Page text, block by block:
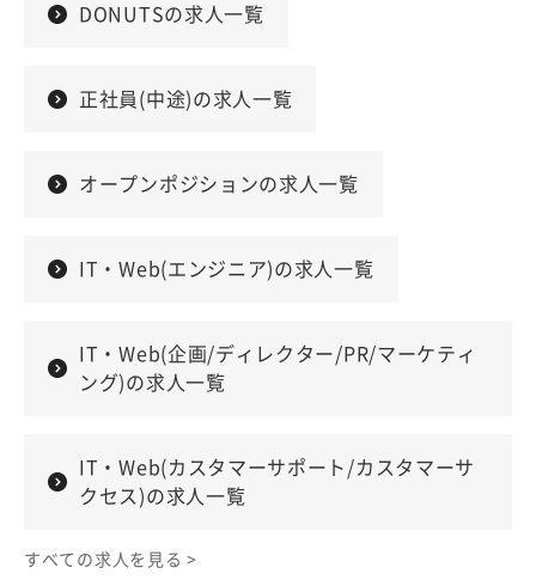
DONUTSの求人一覧
正社員(中途)の求人一覧
オープンポジションの求人一覧
IT・Web(エンジニア)の求人一覧
IT・Web(企画/ディレクター/PR/マーケティ
ング)の求人一覧
IT・Web(カスタマーサポート/カスタマーサ
クセス)の求人一覧
すべての求人を見る >